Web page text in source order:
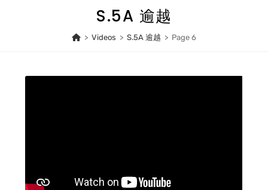
S.5A 逾越
> Videos > S.5A 逾越 > Page 6